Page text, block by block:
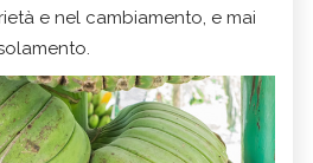
e nel cambiamento, e mai